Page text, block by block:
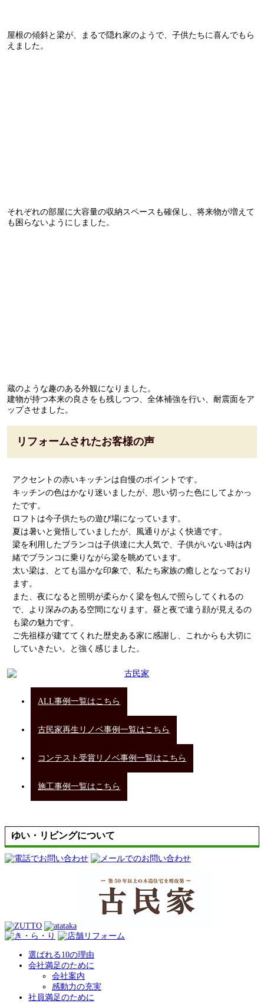
屋根の傾斜と梁が、まるで隠れ家のようで、子供たちに喜んでもら
えました。
それぞれの部屋に大容量の収納スペースも確保し、将来物が増えて
も困らないようにしました。
蔵のような趣のある外観になりました。
建物が持つ本来の良さをも残しつつ、全体補強を行い、耐震面をア
ップさせました。
リフォームされたお客様の声
アクセントの赤いキッチンは自慢のポイントです。
キッチンの色はかなり迷いましたが、思い切った色にしてよかっ
たです。
ロフトは今子供たちの遊び場になっています。
夏は暑いと覚悟していましたが、風通りがよく快適です。
梁を利用したブランコは子供達に大人気で、子供がいない時は内
緒でブランコに乗りながら梁を眺めています。
太い梁は、とても温かな印象で、私たち家族の癒しとなっており
ます。
また、夜になると照明が柔らかく梁を包んで照らしてくれるの
で、より深みのある空間になります。昼と夜で違う顔が見えるの
も梁の魅力です。
ご先祖様が建ててくれた歴史ある家に感謝し、これからも大切に
していきたい。と強く感じました。
ALL事例一覧はこちら
古民家再生リノベ事例一覧はこちら
コンテスト受賞リノベ事例一覧はこちら
施工事例一覧はこちら
ゆい・リビングについて
選ばれる10の理由
会社満足のために
会社案内
感動力の充実
社員満足のために